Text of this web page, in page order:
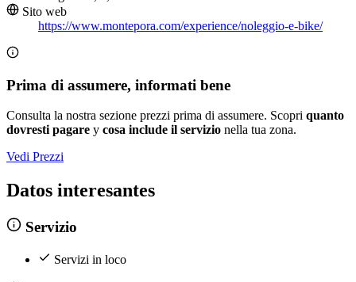
Sito web
https://www.montepora.com/experience/noleggio-e-bike/
Prima di assumere, informati bene
Consulta la nostra sezione prezzi prima di assumere. Scopri quanto
dovresti pagare y cosa include il servizio nella tua zona.
Vedi Prezzi
Datos interesantes
Servizio
Servizi in loco